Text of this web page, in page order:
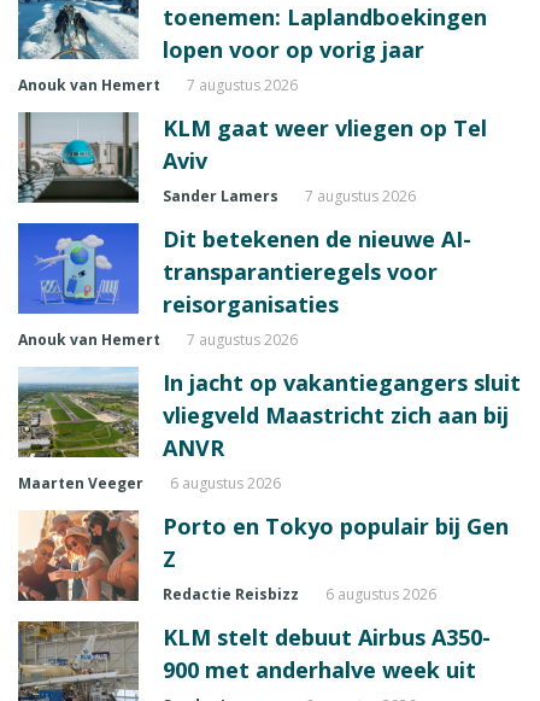
toenemen: Laplandboekingen
lopen voor op vorig jaar
Anouk van Hemert 7 augustus 2026
KLM gaat weer vliegen op Tel
Aviv
Sander Lamers 7 augustus 2026
Dit betekenen de nieuwe AI-
transparantieregels voor
reisorganisaties
Anouk van Hemert 7 augustus 2026
In jacht op vakantiegangers sluit
vliegveld Maastricht zich aan bij
ANVR
Maarten Veeger 6 augustus 2026
Porto en Tokyo populair bij Gen
Z
Redactie Reisbizz 6 augustus 2026
KLM stelt debuut Airbus A350-
900 met anderhalve week uit